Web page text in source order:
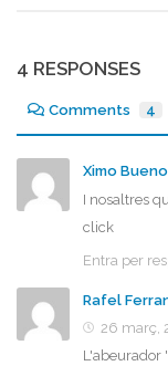
4 RESPONSES
Comments 4
Ximo Bueno
I nosaltres
click
Entra per
Rafel
26 març,
L'abeurador